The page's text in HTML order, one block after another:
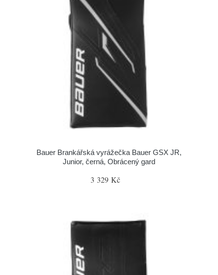
Bauer Brankářská vyrážečka Bauer GSX JR,
Junior, černá, Obrácený gard
3 329 Kč